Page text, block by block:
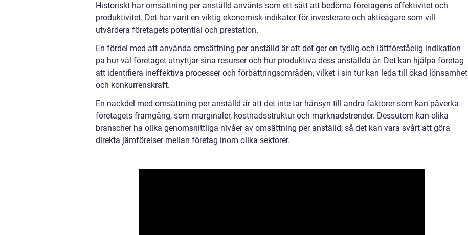
Historiskt har omsättning per anställd använts som ett sätt att bedöma företagens effektivitet och
produktivitet. Det har varit en viktig ekonomisk indikator för investerare och aktieägare som vill
utvärdera företagets potential och prestation.
En fördel med att använda omsättning per anställd är att det ger en tydlig och lättförståelig indikation
på hur väl företaget utnyttjar sina resurser och hur produktiva dess anställda är. Det kan hjälpa företag
att identifiera ineffektiva processer och förbättringsområden, vilket i sin tur kan leda till ökad lönsamhet
och konkurrenskraft.
En nackdel med omsättning per anställd är att det inte tar hänsyn till andra faktorer som kan påverka
företagets framgång, som marginaler, kostnadsstruktur och marknadstrender. Dessutom kan olika
branscher ha olika genomsnittliga nivåer av omsättning per anställd, så det kan vara svårt att göra
direkta jämförelser mellan företag inom olika sektorer.